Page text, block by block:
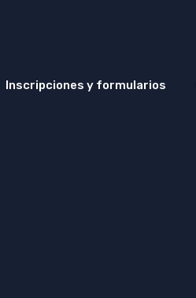
Inscripciones y formularios